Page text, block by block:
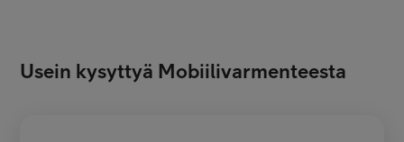
Usein kysyttyä Mobiilivarmenteesta